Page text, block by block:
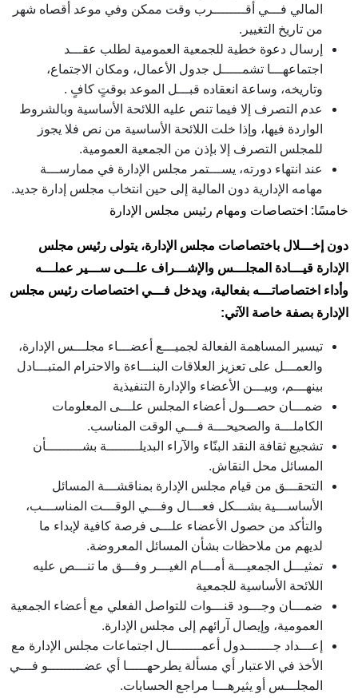
المالي فـــي أقــــــــرب وقت ممكن وفي موعد أقصاه شهر
من تاريخ التغيير.
إرسال دعوة خطية للجمعية العمومية لطلب عقـــد
اجتماعهـــا تشمـــــل جدول الأعمال، ومكان الاجتماع،
وتاريخه، وساعة انعقاده قبـــل الموعد بوقتٍ كافٍ .
عدم التصرف إلا فيما تنص عليه اللائحة الأساسية وبالشروط
الواردة فيها، وإذا خلت اللائحة الأساسية من نص فلا يجوز
للمجلس التصرف إلا بإذن من الجمعية العمومية.
عند انتهاء دورته، يســـتمر مجلس الإدارة في ممارســـة
مهامه الإدارية دون المالية إلى حين انتخاب مجلس إدارة جديد.
خامسًا: اختصاصات ومهام رئيس مجلس الإدارة
دون إخـــلال باختصاصات مجلس الإدارة، يتولى رئيس مجلس
الإدارة قيـــادة المجلـــس والإشـــراف علـــى ســـير عملـــه
وأداء اختصاصاتـــه بفعالية، ويدخل فـــي اختصاصات رئيس مجلس
الإدارة بصفة خاصة الآتي:
تيسير المساهمة الفعالة لجميـــع أعضـــاء مجلـــس الإدارة،
والعمـــل على تعزيز العلاقات البنـــاءة والاحترام المتبـــادل
بينهـــم، وبيـــن الأعضاء والإدارة التنفيذية
ضمـــان حصـــول أعضاء المجلس علـــى المعلومات
الكاملـــة والصحيحـــة فـــي الوقت المناسب.
تشجيع ثقافة النقد البنّاء والآراء البديلــــــــة بشـــــــــأن
المسائل محل النقاش.
التحقـــق من قيام مجلس الإدارة بمناقشـــة المسائل
الأساســـية بشـــكل فعـــال وفـــي الوقـــت المناســـب،
والتأكد من حصول الأعضاء علـــى فرصة كافية لإبداء ما
لديهم من ملاحظات بشأن المسائل المعروضة.
تمثيـــل الجمعيـــة أمـــام الغيـــر وفـــق ما تنـــص عليه
اللائحة الأساسية للجمعية
ضمـــان وجـــود قنـــوات للتواصل الفعلي مع أعضاء الجمعية
العمومية، وإيصال آرائهم إلى مجلس الإدارة.
إعـــداد جـــــــدول أعمــــــــال اجتماعات مجلس الإدارة مع
الأخذ في الاعتبار أي مسألة يطرحهـــــا أي عضـــــــــو فـــي
المجلـــس أو يثيرهـــا مراجع الحسابات.